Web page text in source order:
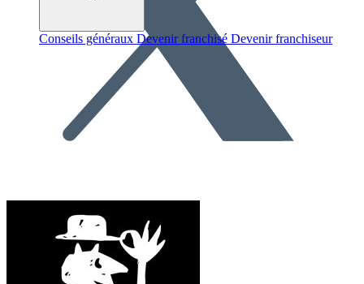
Conseils généraux Devenir franchisé Devenir franchiseur